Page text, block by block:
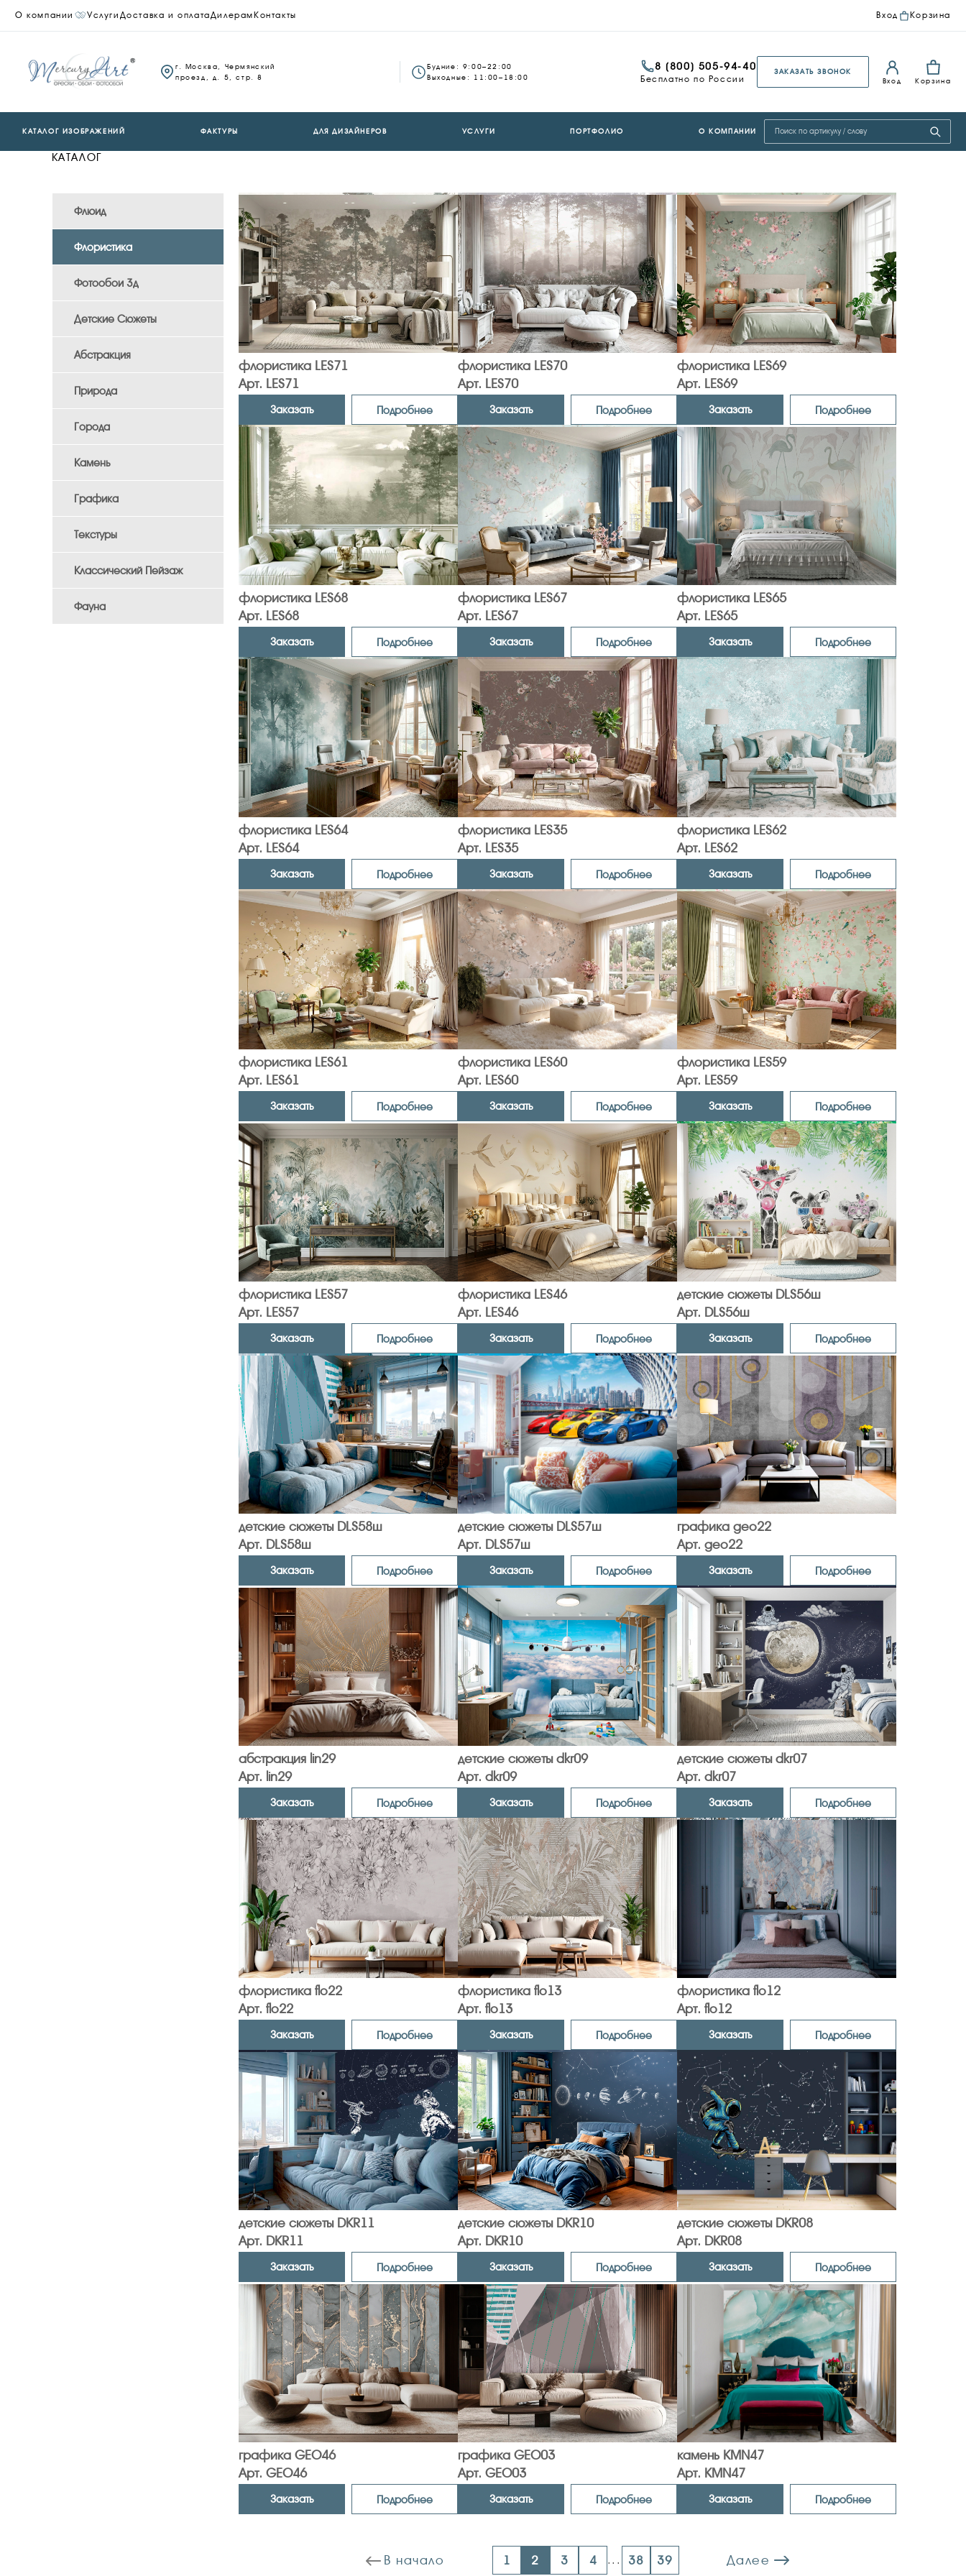
О компании Услуги Доставка и оплатаДилерам Контакты Вход Корзина
г. Москва, Чермянский
проезд, д. 5, стр. 8
Будние: 9:00–22:00
Выходные: 11:00–18:00
8 (800) 505-94-40
Бесплатно по России
ЗАКАЗАТЬ ЗВОНОК
Вход
Корзина
КАТАЛОГ ИЗОБРАЖЕНИЙ ФАКТУРЫ ДЛЯ ДИЗАЙНЕРОВ УСЛУГИ ПОРТФОЛИО О КОМПАНИИ Поиск по сайту
КАТАЛОГ
Флюид
Флористика
Фотообои 3д
Детские Сюжеты
Абстракция
Природа
Города
Камень
Графика
Текстуры
Классический Пейзаж
Фауна
флористика LES71
Арт. LES71
Заказать Подробнее
флористика LES70
Арт. LES70
Заказать Подробнее
флористика LES69
Арт. LES69
Заказать Подробнее
флористика LES68
Арт. LES68
Заказать Подробнее
флористика LES67
Арт. LES67
Заказать Подробнее
флористика LES65
Арт. LES65
Заказать Подробнее
флористика LES64
Арт. LES64
Заказать Подробнее
флористика LES35
Арт. LES35
Заказать Подробнее
флористика LES62
Арт. LES62
Заказать Подробнее
флористика LES61
Арт. LES61
Заказать Подробнее
флористика LES60
Арт. LES60
Заказать Подробнее
флористика LES59
Арт. LES59
Заказать Подробнее
флористика LES57
Арт. LES57
Заказать Подробнее
флористика LES46
Арт. LES46
Заказать Подробнее
детские сюжеты DLS56ш
Арт. DLS56ш
Заказать Подробнее
детские сюжеты DLS58ш
Арт. DLS58ш
Заказать Подробнее
детские сюжеты DLS57ш
Арт. DLS57ш
Заказать Подробнее
графика geo22
Арт. geo22
Заказать Подробнее
абстракция lin29
Арт. lin29
Заказать Подробнее
детские сюжеты dkr09
Арт. dkr09
Заказать Подробнее
детские сюжеты dkr07
Арт. dkr07
Заказать Подробнее
флористика flo22
Арт. flo22
Заказать Подробнее
флористика flo13
Арт. flo13
Заказать Подробнее
флористика flo12
Арт. flo12
Заказать Подробнее
детские сюжеты DKR11
Арт. DKR11
Заказать Подробнее
детские сюжеты DKR10
Арт. DKR10
Заказать Подробнее
детские сюжеты DKR08
Арт. DKR08
Заказать Подробнее
графика GEO46
Арт. GEO46
Заказать Подробнее
графика GEO03
Арт. GEO03
Заказать Подробнее
камень KMN47
Арт. KMN47
Заказать Подробнее
В начало 1 2 3 4 ... 38 39 Далее